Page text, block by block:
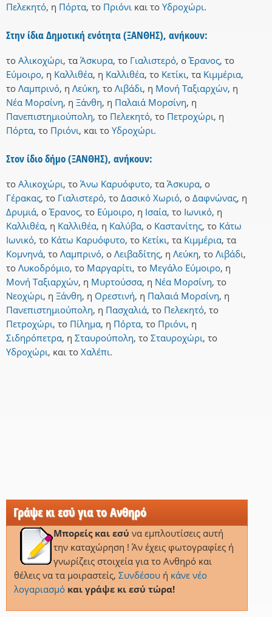
Πελεκητό, η Πόρτα, το Πριόνι και το Υδροχώρι.
Στην ίδια Δημοτική ενότητα (ΞΑΝΘΗΣ), ανήκουν:
το Αλικοχώρι, τα Άσκυρα, το Γιαλιστερό, ο Έρανος, το
Εύμοιρο, η Καλλιθέα, η Καλλιθέα, το Κετίκι, τα Κιμμέρια,
το Λαμπρινό, η Λεύκη, το Λιβάδι, η Μονή Ταξιαρχών, η
Νέα Μορσίνη, η Ξάνθη, η Παλαιά Μορσίνη, η
Πανεπιστημιούπολη, το Πελεκητό, το Πετροχώρι, η
Πόρτα, το Πριόνι, και το Υδροχώρι.
Στον ίδιο δήμο (ΞΑΝΘΗΣ), ανήκουν:
το Αλικοχώρι, το Άνω Καρυόφυτο, τα Άσκυρα, ο
Γέρακας, το Γιαλιστερό, το Δασικό Χωριό, ο Δαφνώνας, η
Δρυμιά, ο Έρανος, το Εύμοιρο, η Ισαία, το Ιωνικό, η
Καλλιθέα, η Καλλιθέα, η Καλύβα, ο Καστανίτης, το Κάτω
Ιωνικό, το Κάτω Καρυόφυτο, το Κετίκι, τα Κιμμέρια, τα
Κομνηνά, το Λαμπρινό, ο Λειβαδίτης, η Λεύκη, το Λιβάδι,
το Λυκοδρόμιο, το Μαργαρίτι, το Μεγάλο Εύμοιρο, η
Μονή Ταξιαρχών, η Μυρτούσσα, η Νέα Μορσίνη, το
Νεοχώρι, η Ξάνθη, η Ορεστινή, η Παλαιά Μορσίνη, η
Πανεπιστημιούπολη, η Πασχαλιά, το Πελεκητό, το
Πετροχώρι, το Πίλημα, η Πόρτα, το Πριόνι, η
Σιδηρόπετρα, η Σταυρούπολη, το Σταυροχώρι, το
Υδροχώρι, και το Χαλέπι.
Γράψε κι εσύ για το Ανθηρό
Μπορείς και εσύ να εμπλουτίσεις αυτή
την καταχώρηση ! Άν έχεις φωτογραφίες ή
γνωρίζεις στοιχεία για το Ανθηρό και
θέλεις να τα μοιραστείς, Συνδέσουή κάνε νέο
λογαριασμό και γράψε κι εσύ τώρα!